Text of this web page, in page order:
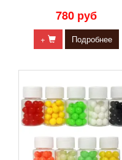
780 руб
+ Подробнее